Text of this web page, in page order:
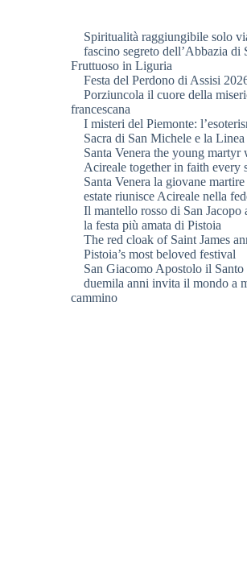
Spiritualità raggiungibile solo
fascino segreto dell’Abbazia di
Fruttuoso in Liguria
Festa del Perdono di Assisi
Porziuncola il cuore della
francescana
I misteri del Piemonte:
Sacra di San Michele e la
Santa Venera the young martyr
Acireale together in faith every
Santa Venera la giovane
estate riunisce Acireale nella
Il mantello rosso di San Jacopo
la festa più amata di Pistoia
The red cloak of Saint James
Pistoia’s most beloved festival
San Giacomo Apostolo il Santo
duemila anni invita il mondo a
cammino